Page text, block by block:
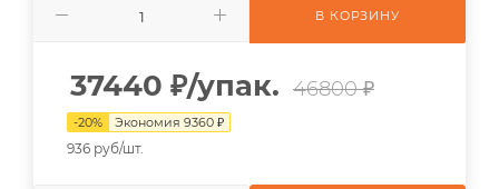
В КОРЗИНУ
37440 ₽/упак. 46800 ₽
-20% Экономия 9360 ₽
936 руб/шт.